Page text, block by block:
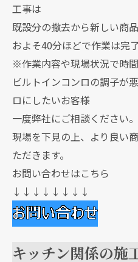
工事は
既設分の撤去から新しい商
およそ40分ほどで作業は完了
※作業内容や現場状況で時間
ビルトインコンロの調子が
ロにしたいお客様
一度弊社にご相談ください。
現場を下見の上、より良い
ただきます。
お問い合わせはこちら
↓↓↓↓↓↓↓↓
キッチン関係の施